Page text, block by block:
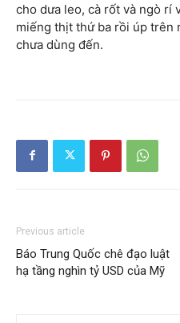
cho dưa leo, cà rốt và ngò rí
miếng thịt thứ ba rồi úp trên
chưa dùng đến.
Previous article
Báo Trung Quốc chê đạo luật
hạ tầng nghìn tỷ USD của Mỹ